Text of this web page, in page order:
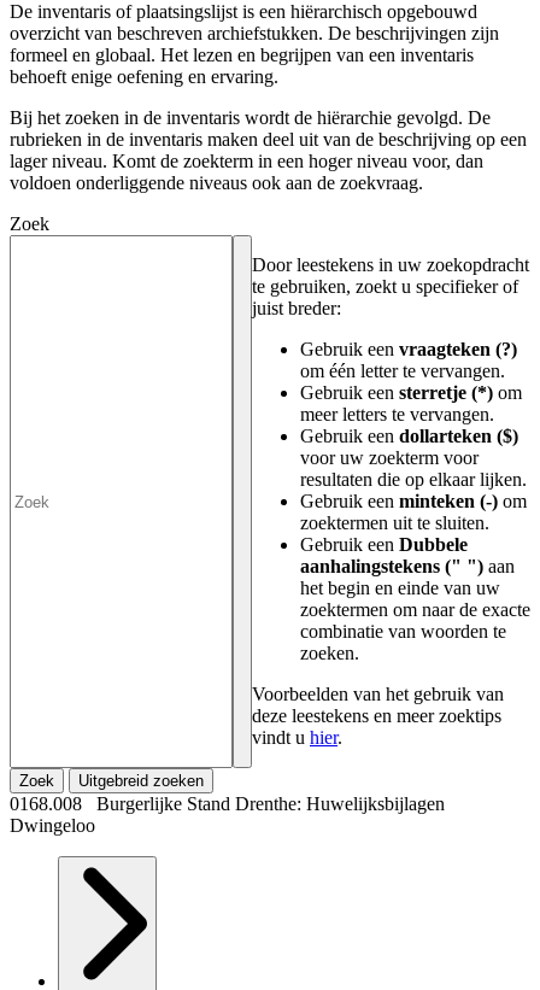
De inventaris of plaatsingslijst is een hiërarchisch opgebouwd
overzicht van beschreven archiefstukken. De beschrijvingen zijn
formeel en globaal. Het lezen en begrijpen van een inventaris
behoeft enige oefening en ervaring.
Bij het zoeken in de inventaris wordt de hiërarchie gevolgd. De
rubrieken in de inventaris maken deel uit van de beschrijving op een
lager niveau. Komt de zoekterm in een hoger niveau voor, dan
voldoen onderliggende niveaus ook aan de zoekvraag.
Zoek
Door leestekens in uw zoekopdracht
te gebruiken, zoekt u specifieker of
juist breder:
Gebruik een vraagteken (?)
om één letter te vervangen.
Gebruik een sterretje (*) om
meer letters te vervangen.
Gebruik een dollarteken ($)
voor uw zoekterm voor
resultaten die op elkaar lijken.
Gebruik een minteken (-) om
zoektermen uit te sluiten.
Gebruik een Dubbele
aanhalingstekens (" ") aan
het begin en einde van uw
zoektermen om naar de exacte
combinatie van woorden te
zoeken.
Voorbeelden van het gebruik van
deze leestekens en meer zoektips
vindt u hier.
Zoek Uitgebreid zoeken
0168.008 Burgerlijke Stand Drenthe: Huwelijksbijlagen
Dwingeloo